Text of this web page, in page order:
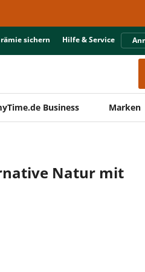
sichern Hilfe & Service
Business Marken
Natur mit